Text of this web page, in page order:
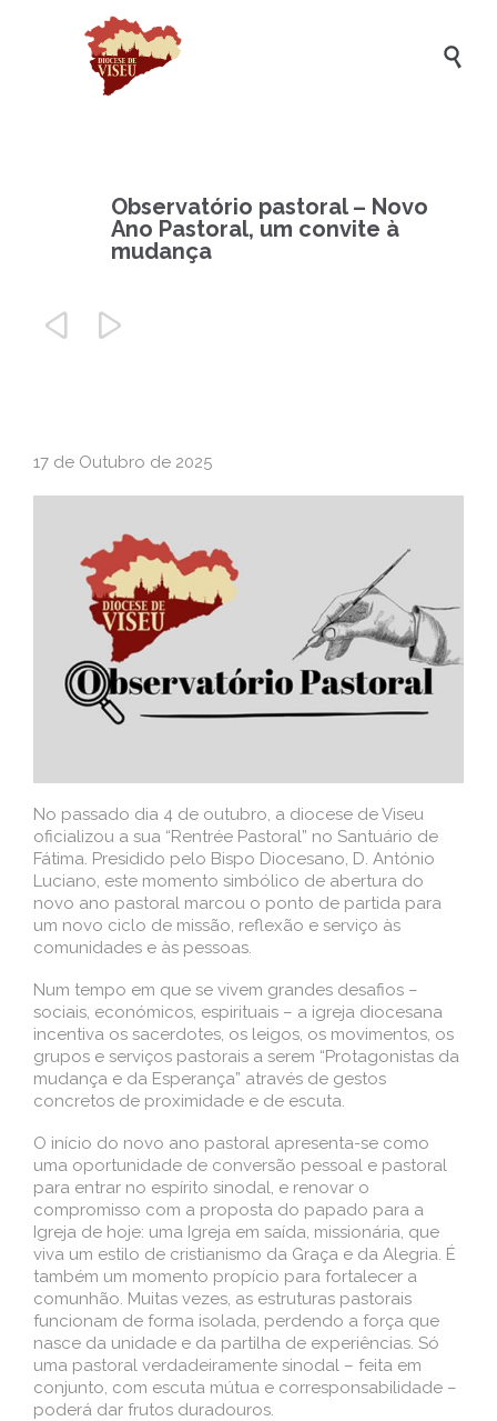

Observatório pastoral – Novo
Ano Pastoral, um convite à
mudança
 
17 de Outubro de 2025
No passado dia 4 de outubro, a diocese de Viseu
oficializou a sua “Rentrée Pastoral” no Santuário de
Fátima. Presidido pelo Bispo Diocesano, D. António
Luciano, este momento simbólico de abertura do
novo ano pastoral marcou o ponto de partida para
um novo ciclo de missão, reflexão e serviço às
comunidades e às pessoas.
Num tempo em que se vivem grandes desafios –
sociais, económicos, espirituais – a igreja diocesana
incentiva os sacerdotes, os leigos, os movimentos, os
grupos e serviços pastorais a serem “Protagonistas da
mudança e da Esperança” através de gestos
concretos de proximidade e de escuta.
O início do novo ano pastoral apresenta-se como
uma oportunidade de conversão pessoal e pastoral
para entrar no espírito sinodal, e renovar o
compromisso com a proposta do papado para a
Igreja de hoje: uma Igreja em saída, missionária, que
viva um estilo de cristianismo da Graça e da Alegria. É
também um momento propício para fortalecer a
comunhão. Muitas vezes, as estruturas pastorais
funcionam de forma isolada, perdendo a força que
nasce da unidade e da partilha de experiências. Só
uma pastoral verdadeiramente sinodal – feita em
conjunto, com escuta mútua e corresponsabilidade –
poderá dar frutos duradouros.